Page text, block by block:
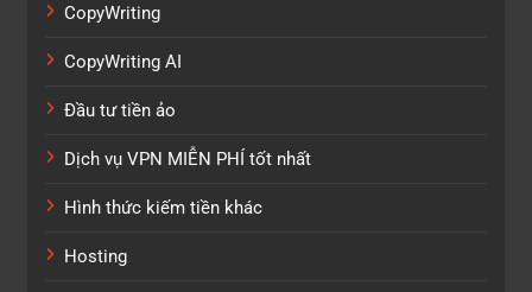
CopyWriting
CopyWriting AI
Đầu tư tiền ảo
Dịch vụ VPN MIỄN PHÍ tốt nhất
Hình thức kiếm tiền khác
Hosting